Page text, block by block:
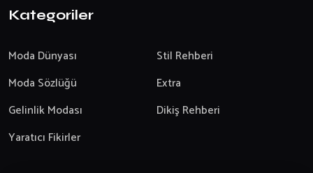
Kategoriler
Moda Dünyası
Stil Rehberi
Moda Sözlüğü
Extra
Gelinlik Modası
Dikiş Rehberi
Yaratıcı Fikirler